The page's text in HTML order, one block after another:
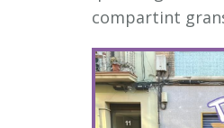
compartint